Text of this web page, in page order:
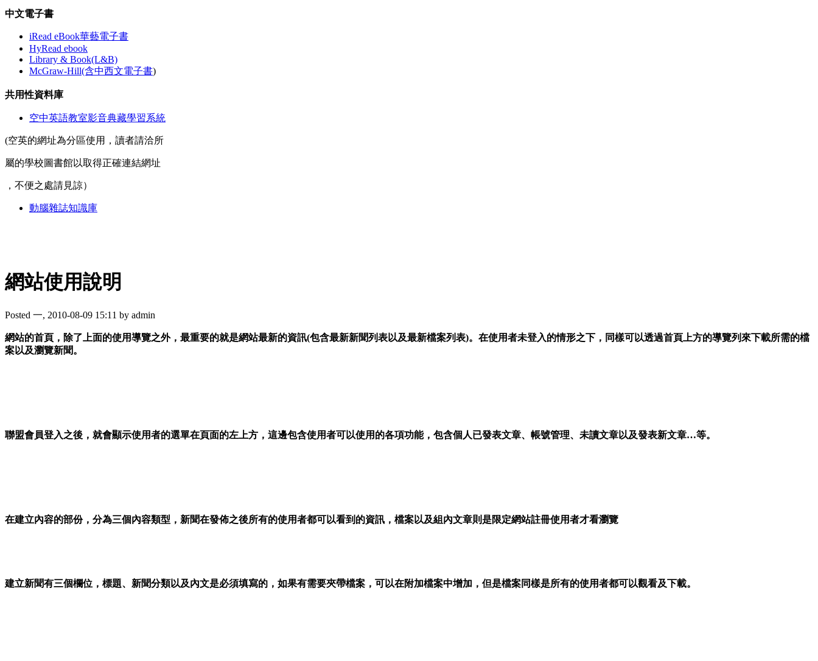
中文電子書
iRead eBook華藝電子書
HyRead ebook
Library & Book(L&B)
McGraw-Hill(含中西文電子書)
共用性資料庫
空中英語教室影音典藏學習系統
(空英的網址為分區使用，讀者請洽所
屬的學校圖書館以取得正確連結網址
，不便之處請見諒）
動腦雜誌知識庫
網站使用說明
Posted 一, 2010-08-09 15:11 by admin
網站的首頁，除了上面的使用導覽之外，最重要的就是網站最新的資訊(包含最新新聞列表以及最新檔案列表)。在使用者未登入的情形之下，同樣可以透過首頁上方的導覽列來下載所需的檔
案以及瀏覽新聞。
聯盟會員登入之後，就會顯示使用者的選單在頁面的左上方，這邊包含使用者可以使用的各項功能，包含個人已發表文章、帳號管理、未讀文章以及發表新文章…等。
在建立內容的部份，分為三個內容類型，新聞在發佈之後所有的使用者都可以看到的資訊，檔案以及組內文章則是限定網站註冊使用者才看瀏覽
建立新聞有三個欄位，標題、新聞分類以及內文是必須填寫的，如果有需要夾帶檔案，可以在附加檔案中增加，但是檔案同樣是所有的使用者都可以觀看及下載。